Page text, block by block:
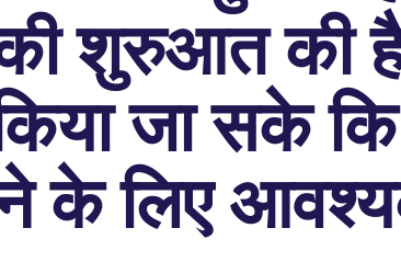
शुरुआत की
जा सके
के लिए